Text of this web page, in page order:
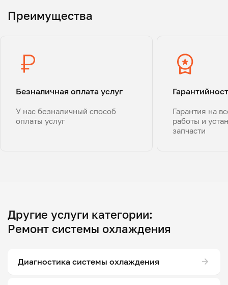
Преимущества
Безналичная оплата услуг
У нас безналичный способ
оплаты услуг
Гарантия на
работы и
запчасти
Другие услуги категории:
Ремонт системы охлаждения
Диагностика системы охлаждения